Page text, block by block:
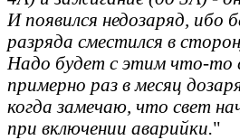
И появился недозаряд, ибо
разряда сместился в
Надо будет с этим что-то
примерно раз в месяц
когда замечаю, что свет
при включении аварийки."